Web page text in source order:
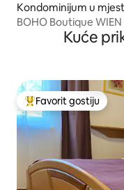
Kondominijum u
BOHO Boutique WIEN
Kuće
Glavni favorit gostiju
Favorit gostiju